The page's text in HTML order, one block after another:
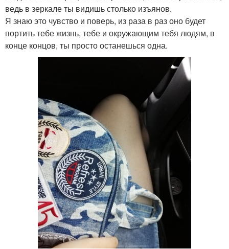
ведь в зеркале ты видишь столько изъянов.
Я знаю это чувство и поверь, из раза в раз оно будет
портить тебе жизнь, тебе и окружающим тебя людям, в
конце концов, ты просто останешься одна.